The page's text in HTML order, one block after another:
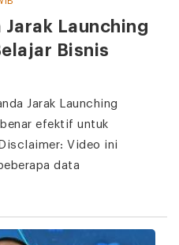
Launching
Bisnis
Jarak Launching
efektif untuk
Video ini
data